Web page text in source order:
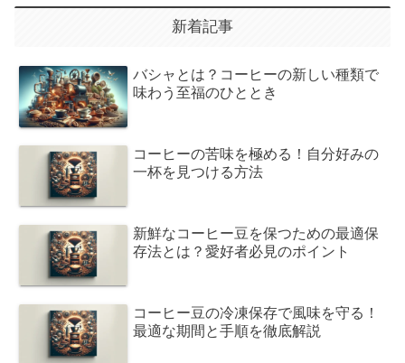
新着記事
バシャとは？コーヒーの新しい種類で
味わう至福のひととき
コーヒーの苦味を極める！自分好みの
一杯を見つける方法
新鮮なコーヒー豆を保つための最適保
存法とは？愛好者必見のポイント
コーヒー豆の冷凍保存で風味を守る！
最適な期間と手順を徹底解説